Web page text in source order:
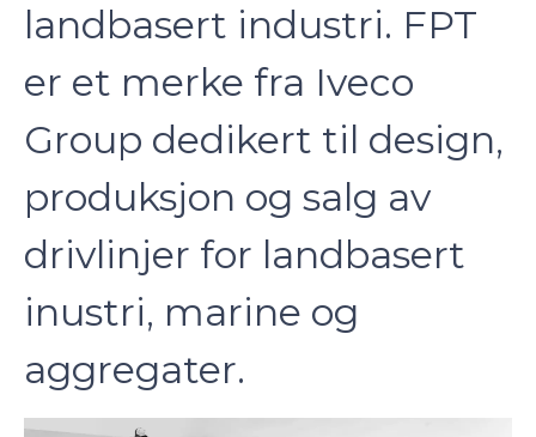
landbasert industri. FPT
er et merke fra Iveco
Group dedikert til design,
produksjon og salg av
drivlinjer for landbasert
inustri, marine og
aggregater.